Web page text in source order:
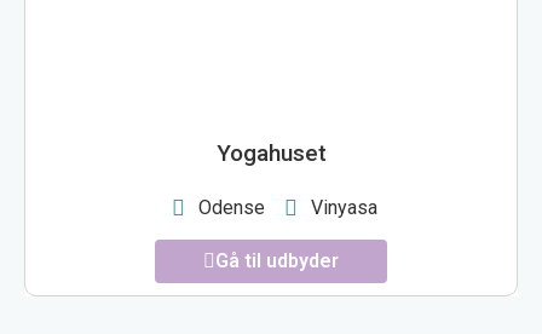
Yogahuset
Odense Vinyasa
Gå til udbyder